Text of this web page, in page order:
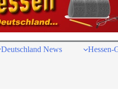
Deutschland News Hessen-